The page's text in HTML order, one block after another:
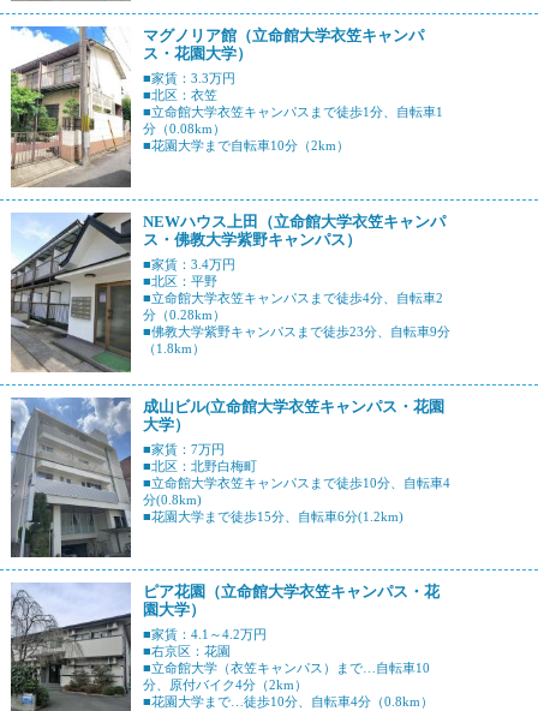
マグノリア館（立命館大学衣笠キャンパ
ス・花園大学）
■家賃：3.3万円
■北区：衣笠
■立命館大学衣笠キャンパスまで徒歩1分、自転車1
分（0.08km）
■花園大学まで自転車10分（2km）
NEWハウス上田（立命館大学衣笠キャンパ
ス・佛教大学紫野キャンパス）
■家賃：3.4万円
■北区：平野
■立命館大学衣笠キャンパスまで徒歩4分、自転車2
分（0.28km）
■佛教大学紫野キャンパスまで徒歩23分、自転車9分
（1.8km）
成山ビル(立命館大学衣笠キャンパス・花園
大学）
■家賃：7万円
■北区：北野白梅町
■立命館大学衣笠キャンパスまで徒歩10分、自転車4
分(0.8km)
■花園大学まで徒歩15分、自転車6分(1.2km)
ピア花園（立命館大学衣笠キャンパス・花
園大学）
■家賃：4.1～4.2万円
■右京区：花園
■立命館大学（衣笠キャンパス）まで…自転車10
分、原付バイク4分（2km）
■花園大学まで…徒歩10分、自転車4分（0.8km）